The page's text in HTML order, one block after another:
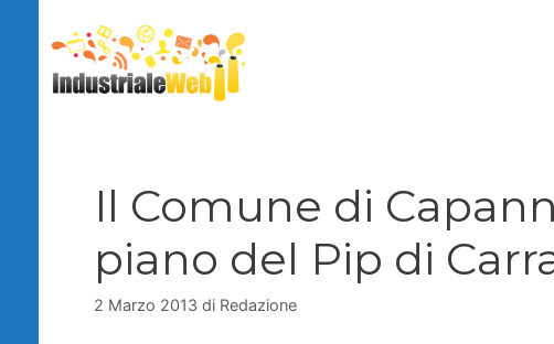
contenuto
Il Comune di
piano del Pip di
2 Marzo 2013 di Redazione